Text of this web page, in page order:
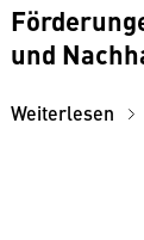
und
Weiterlesen